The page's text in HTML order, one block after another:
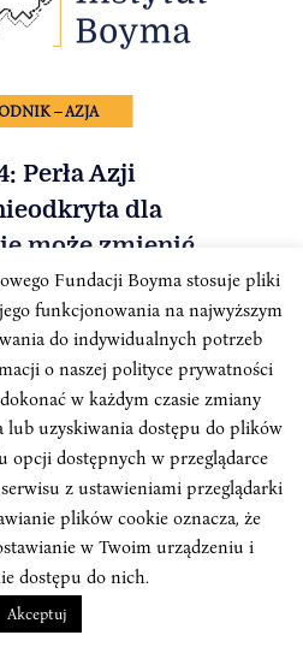
– AZJA
Perła Azji
dla
może zmienić
to zbiór najważniejszych
i gospodarki państw
tworzony przez
we współpracy z Polskim
Przedsiębiorczości.
Fundacji Boyma stosuje pliki
funkcjonowania na najwyższym
do indywidualnych potrzeb
o naszej polityce prywatności
w każdym czasie zmiany
uzyskiwania dostępu do plików
opcji dostępnych w przeglądarce
z ustawieniami przeglądarki
plików cookie oznacza, że
w Twoim urządzeniu i
dostępu do nich.
Akceptuj